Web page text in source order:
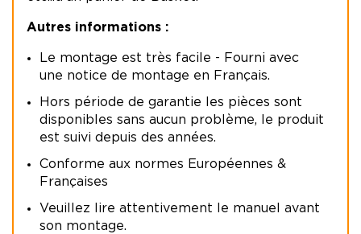
Autres informations :
Le montage est très facile - Fourni avec
une notice de montage en Français.
Hors période de garantie les pièces sont
disponibles sans aucun problème, le produit
est suivi depuis des années.
Conforme aux normes Européennes &
Françaises
Veuillez lire attentivement le manuel avant
son montage.